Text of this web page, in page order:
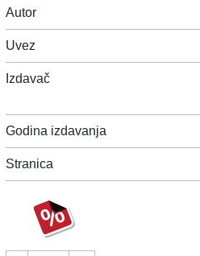
Autor
Uvez
Izdavač
Godina izdavanja
Stranica